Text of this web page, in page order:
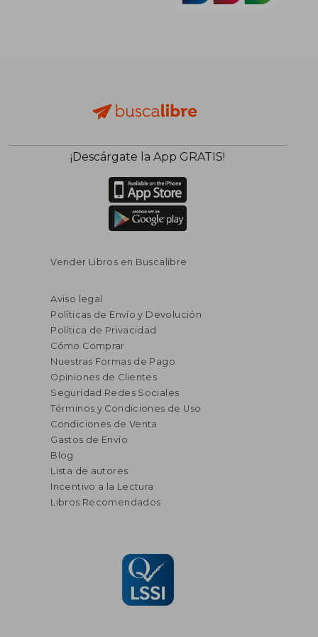
¡Descárgate la App GRATIS!
Vender Libros en Buscalibre
Aviso legal
Políticas de Envío y Devolución
Política de Privacidad
Cómo Comprar
Nuestras Formas de Pago
Opiniones de Clientes
Seguridad Redes Sociales
Términos y Condiciones de Uso
Condiciones de Venta
Gastos de Envío
Blog
Lista de autores
Incentivo a la Lectura
Libros Recomendados